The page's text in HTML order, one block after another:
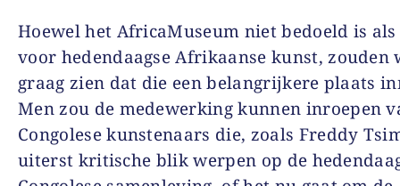
Hoewel het AfricaMuseum niet bedoeld is
voor hedendaagse Afrikaanse kunst, zouden
graag zien dat die een belangrijkere plaats
Men zou de medewerking kunnen inroepen
Congolese kunstenaars die, zoals Freddy
uiterst kritische blik werpen op de